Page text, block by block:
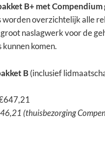
B+ met Compendium
worden overzichtelijk alle
naslagwerk voor de
komen.
B(inclusief
€647,21
(thuisbezorging